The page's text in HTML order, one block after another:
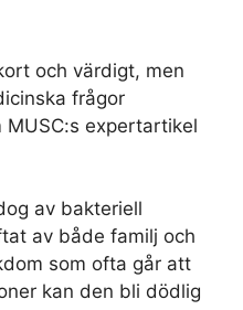
och värdigt, men
frågor
expertartikel
av bakteriell
av både familj och
som ofta går att
kan den bli dödlig